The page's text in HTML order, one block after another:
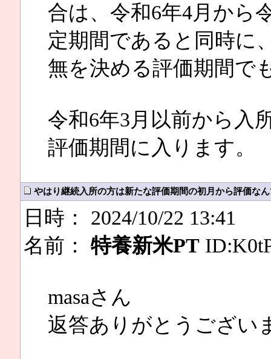
合は、令和6年4月から
定期間であると同時に
無を決める評価期間で
令和6年3月以前から入
評価期間に入ります。
やはり継続入所の方は新たな評価期間の初月から評価な
日時： 2024/10/22 13:41
名前： 特養新米PT
masaさん
返答ありがとうござい